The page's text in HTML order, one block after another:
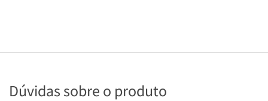
Dúvidas sobre o produto